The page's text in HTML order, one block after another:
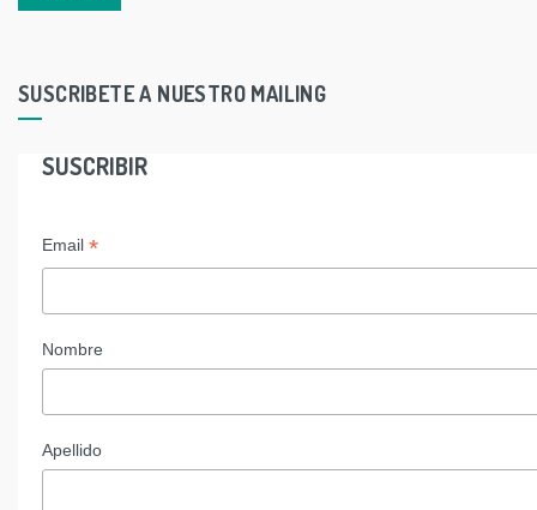
SUSCRIBETE A NUESTRO MAILING
SUSCRIBIR
Email *
Nombre
Apellido